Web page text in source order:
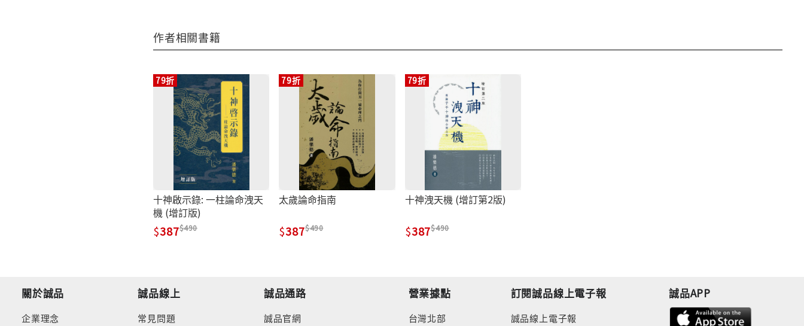
作者相關書籍
79折
十神啟示錄: 一柱論命洩天
機 (增訂版)
387 490
79折
太歲論命指南
387 490
79折
十神洩天機 (增訂第2版)
387 490
關於誠品
企業理念
誠品線上
常見問題
誠品通路
誠品官網
營業據點
台灣北部
訂閱誠品線上電子報
誠品線上電子報
誠品APP